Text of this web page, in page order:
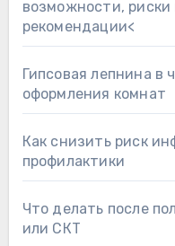
возможности, риски
рекомендации<
Гипсовая лепнина в
оформления комнат
Как снизить риск
профилактики
Что делать после
или СКТ